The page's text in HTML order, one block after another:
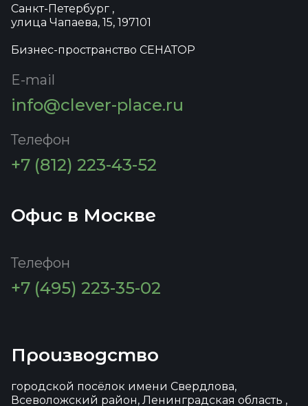
Санкт-Петербург ,
улица Чапаева, 15, 197101
Бизнес-пространство СЕНАТОР
E-mail
info@clever-place.ru
Телефон
+7 (812) 223-43-52
Офис в Москве
Телефон
+7 (495) 223-35-02
Производство
городской посёлок имени Свердлова,
Всеволожский район, Ленинградская область ,